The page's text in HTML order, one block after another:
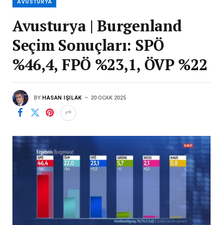
AVUSTURYA
Avusturya | Burgenland
Seçim Sonuçları: SPÖ
%46,4, FPÖ %23,1, ÖVP %22
BY HASAN IŞILAK 20 OCAK 2025